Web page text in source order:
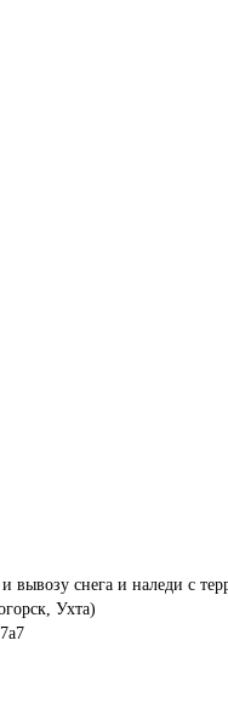
вывозу снега и наледи с
Ухта)